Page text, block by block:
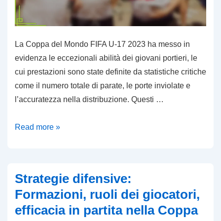
La Coppa del Mondo FIFA U-17 2023 ha messo in
evidenza le eccezionali abilità dei giovani portieri, le
cui prestazioni sono state definite da statistiche critiche
come il numero totale di parate, le porte inviolate e
l’accuratezza nella distribuzione. Questi …
Migliori
Reti
inviolate,
Precisione
Read more »
Strategie difensive:
Formazioni, ruoli dei giocatori,
efficacia in partita nella Coppa